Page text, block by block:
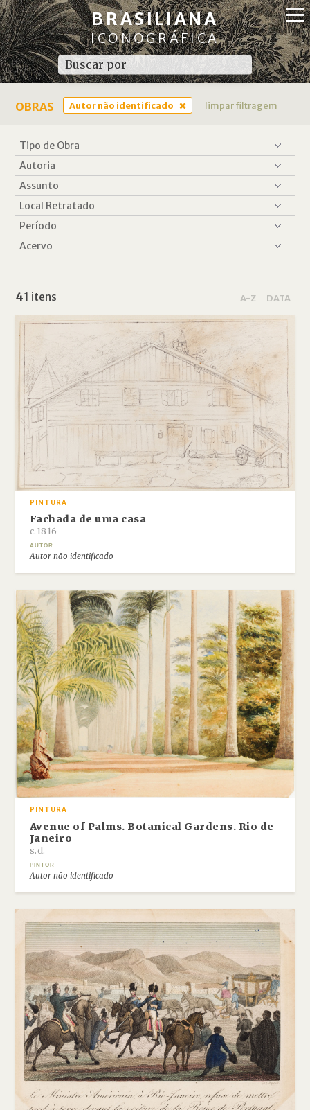
BRASILIANA
ICONOGRÁFICA
OBRAS Autor não identificado limpar filtragem
41 itens A-Z DATA
PINTURA
Fachada de uma casa
c.1816
AUTOR
Autor não identificado
PINTURA
Avenue of Palms. Botanical Gardens. Rio de
Janeiro
s.d.
PINTOR
Autor não identificado